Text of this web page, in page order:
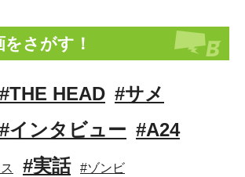
さがす！
#THE HEAD #サメ
#インタビュー #A24
#実話 #ゾンビ